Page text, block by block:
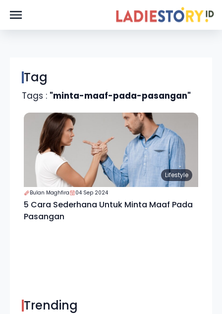
Tag
Tags : "minta-maaf-pada-pasangan"
Lifestyle
Bulan Maghfira 04 Sep 2024
5 Cara Sederhana Untuk Minta Maaf Pada
Pasangan
Trending